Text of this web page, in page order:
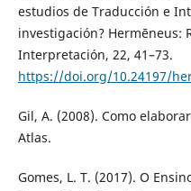
estudios de Traducción e
investigación? Hermēneus:
Interpretación, 22, 41–73.
https://doi.org/10.24197/
Gil, A. (2008). Como
Atlas.
Gomes, L. T. (2017). O